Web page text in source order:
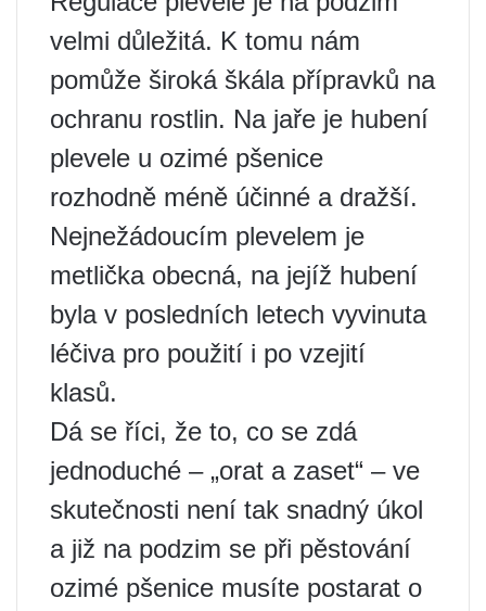
velmi důležitá. K tomu nám
pomůže široká škála přípravků na
ochranu rostlin. Na jaře je hubení
plevele u ozimé pšenice
rozhodně méně účinné a dražší.
Nejnežádoucím plevelem je
metlička obecná, na jejíž hubení
byla v posledních letech vyvinuta
léčiva pro použití i po vzejití
klasů.
Dá se říci, že to, co se zdá
jednoduché – „orat a zaset“ – ve
skutečnosti není tak snadný úkol
a již na podzim se při pěstování
ozimé pšenice musíte postarat o